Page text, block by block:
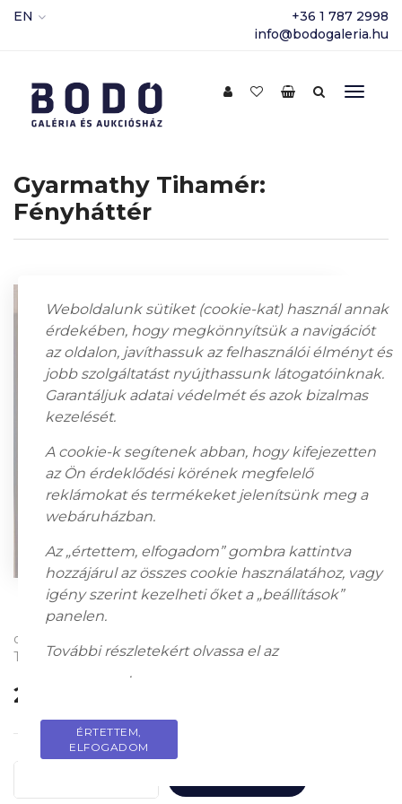
EN
+36 1 787 2998
info@bodogaleria.hu
Gyarmathy Tihamér:
Fényháttér
olaj, vászon; 60 x 80 cm; Jelezve a hátoldalon: Gyarmathy
Tihamér, 1984 Fényháttér, 60x80cm
2 400 000
Weboldalunk sütiket (cookie-kat) használ annak
érdekében, hogy megkönnyítsük a navigációt
az oldalon, javíthassuk az felhasználói élményt és
jobb szolgáltatást nyújthassunk látogatóinknak.
Garantáljuk adatai védelmét és azok bizalmas
kezelését.
A cookie-k segítenek abban, hogy kifejezetten
az Ön érdeklődési körének megfelelő
reklámokat és termékeket jelenítsünk meg a
webáruházban.
Az „értettem, elfogadom” gombra kattintva
hozzájárul az összes cookie használatához, vagy
igény szerint kezelheti őket a „beállítások”
panelen.
További részletekért olvassa el az
.
ÉRTETTEM,
ELFOGADOM